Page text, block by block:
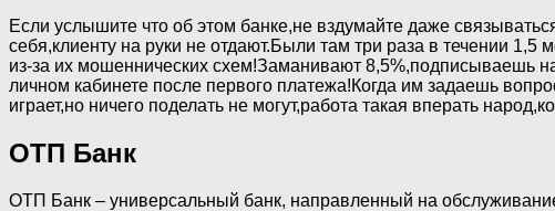
Если услышите что об этом банке,не вздумайте даже
себя,клиенту на руки не отдают.Были там три раза в течении 1,5
из-за их мошеннических схем!Заманивают 8,5%,подписываешь
личном кабинете после первого платежа!Когда им задаешь
играет,но ничего поделать не могут,работа такая вперать
ОТП Банк
ОТП Банк – универсальный банк, направленный на